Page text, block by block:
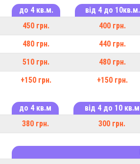
до 4 кв.м. від 4 до 10кв.м.
450 грн. 400 грн.
480 грн. 440 грн.
510 грн. 480 грн.
+150 грн. +150 грн.
до 4 кв.м від 4 до 10 кв.м
380 грн. 300 грн.